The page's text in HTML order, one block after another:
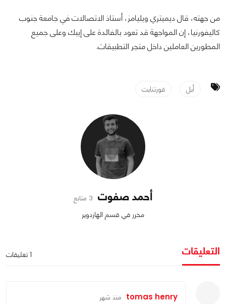
من جهته، قال ديميتري ويليامز، أستاذ الاتصالات في جامعة جنوب
كاليفورنيا، إن المواجهة قد تعود بالفائدة على إيبك وعلى جميع
المطورين العاملين داخل متجر التطبيقات.
أبل فورتنايت
أحمد صفوت 3 متابع
محرر في قسم الهاردوير
التعليقات 1 تعليقات
tomas henry منذ شهر